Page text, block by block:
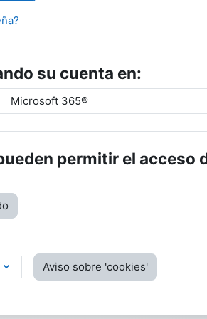
su cuenta en:
Microsoft 365®
permitir el acceso
Aviso sobre 'cookies'